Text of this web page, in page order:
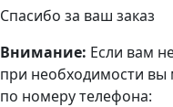
Спасибо за ваш заказ
Внимание: Если вам
при необходимости вы
по номеру телефона: